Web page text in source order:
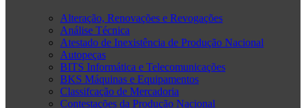
Alteração, Renovações e Revogações
Análise Técnica
Atestado de Inexistência de Produção Nacional
Autopeças
BITS Informática e Telecomunicações
BKS Máquinas e Equipamentos
Classifcação de Mercadoria
Contestações da Produção Nacional